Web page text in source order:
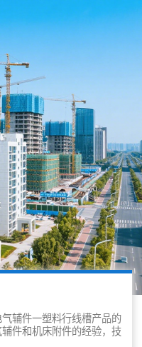
辅件一塑料行线槽产品的
件和机床附件的经验，技